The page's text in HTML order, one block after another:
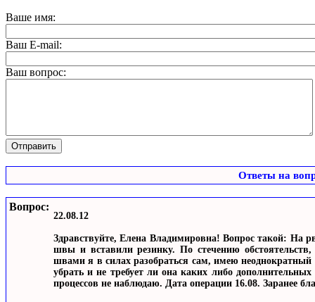
Ваше имя:
Ваш E-mail:
Ваш вопрос:
Ответы на
Вопрос:
22.08.12
Здравствуйте, Елена Владимировна! Вопрос такой: На
швы и вставили резинку. По стечению
швами я в силах разобраться сам, имею неоднократный
убрать и не требует ли она каких либо
процессов не наблюдаю. Дата операции 16.08. Заранее